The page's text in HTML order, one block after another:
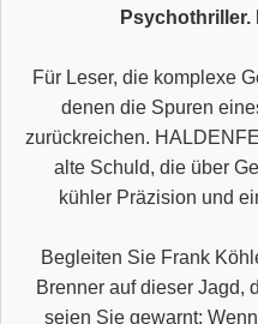
Psychothriller.
Für Leser, die komplexe
denen die Spuren
zurückreichen.
alte Schuld, die über
kühler Präzision und
Begleiten Sie Frank
Brenner auf dieser Jagd,
seien Sie gewarnt: